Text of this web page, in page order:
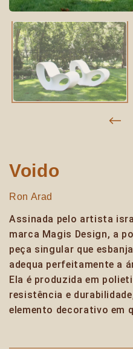
Voido
Ron Arad
Assinada pelo artista
marca Magis Design, a
peça singular que
adequa perfeitamente a
Ela é produzida em
resistência e
elemento decorativo em